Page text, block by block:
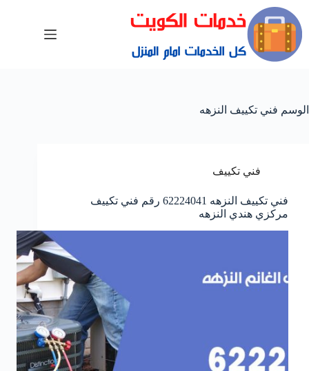
الوسم فني تكييف النزهه
فني تكييف
فني تكييف النزهه 62224041 رقم فني تكييف
مركزي هندي النزهه